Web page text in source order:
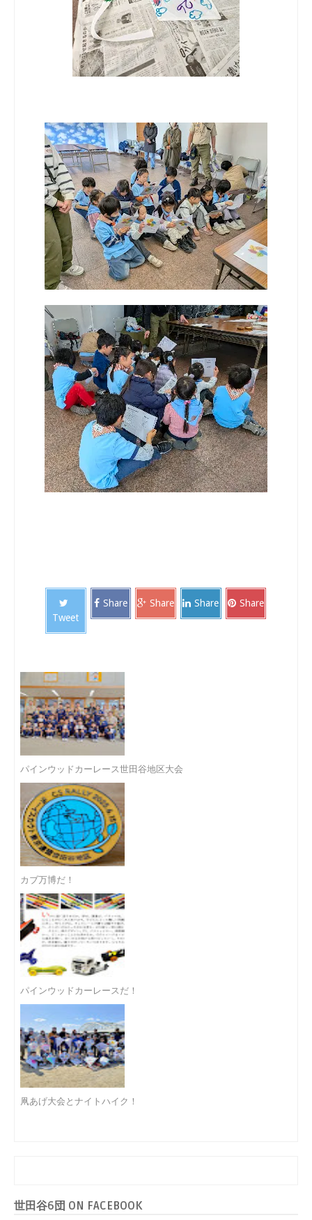
Tweet
Share Share Share Share
パインウッドカーレース世田谷地区大会
カブ万博だ！
パインウッドカーレースだ！
凧あげ大会とナイトハイク！
世田谷6団 ON FACEBOOK